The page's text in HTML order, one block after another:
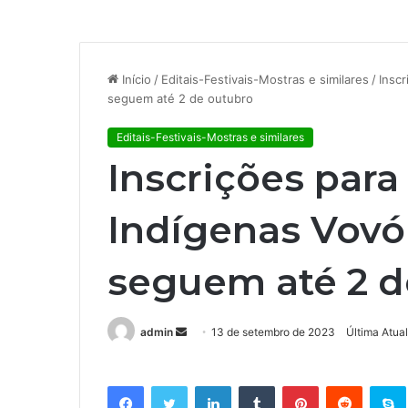
Início / Editais-Festivais-Mostras e similares /
seguem até 2 de outubro
Editais-Festivais-Mostras e similares
Inscrições
Indígenas
seguem até 2
admin 13 de setembro de 2023
Última